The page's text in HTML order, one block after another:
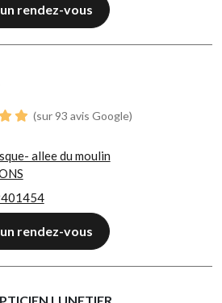
rendez-vous
(sur 93 avis Google)
allee du moulin
rendez-vous